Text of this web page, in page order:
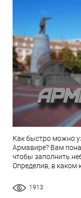
Как быстро можно
Армавире? Вам
чтобы заполнить
Определив, в каком
1913